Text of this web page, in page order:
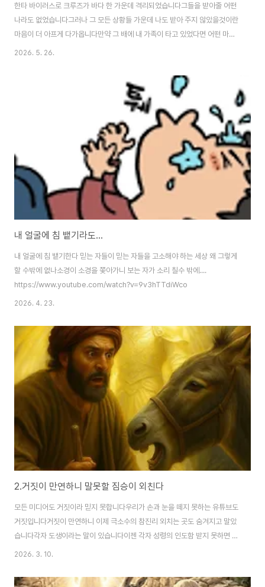
한타 바이러스로 크루즈가 바다 한 가운데 격리되었습니다그들을 받아줄 어떤
나라도 없었습니다그러나 그 모든 상황들 가운데 나도 받아 주지 않았을것이란
마음이 더 아프게 다가옵니다만약 그 배에 내 가족이 타고 있었다면 어떤 마음
일까요이름과 같이 한타 바이러스는 한국에서 발견되었던 바이러스 입니다크
떠돌기 시작했다 https://www.youtube.com/watch?
v=Fzm5siDNRF8&list=WL&index=44 에볼라는 전염이 강하고 사망자
도 높습니다에볼라에 노출된 가족과 주민들이 격리되어 관리받고 있는데확산
되는 두려움으로 주민들이 불을 지르고 의료진들을공격해 상해를 주고 있습니
다에볼라 질병에 사경을 헤매고 있는 가족을 보며..
2026. 5. 26.
내 얼굴에 침 뱉기라도...
내 얼굴에 침 뱉기한다 믿는 자들이 믿는 자들을 고소해야 하는 세상 왜 그렇게
할 수밖에 없나소경이 소경을 쫓아가니 보는 자가 소리 칠수 밖에....
https://www.youtube.com/watch?v=9v3hTTdiWco
2026. 4. 23.
2.거짓이 만연하니 말못할 짐승이 외친다
모든 미디어도 거짓이라 믿지 못합니다우리가 손과 눈을 떼지 못하는 유튜브도
거짓입니다거짓이 만연하니 이제 극소수의 참진리 외치는 곳도 숨겨지고 말았
습니다각자 도생이라는 말이 있습니다이젠 각자 성령의 인도함 받지 못하면 미
혹되고 말것입니다깨어나야합니다내가 원하는 삶이 되기를 기도할것이 아니
로 간구해야합니다주님 곧 오십니다 할렐루야!
2026. 3. 10.